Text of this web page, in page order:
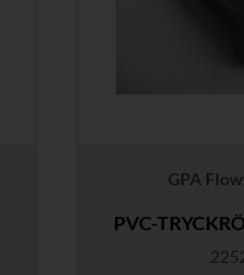
GPA
PVC-